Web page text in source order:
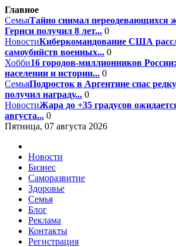
Главное
СемьяТайно снимал переодевающихся
Гернси получил 8 лет... 0
НовостиКиберкомандование США
самоубийств военных... 0
Хобби16 городов-миллионников
населении и истории... 0
СемьяПодросток в Аргентине спас
получил награду... 0
НовостиЖара до +35 градусов
августа... 0
Пятница, 07 августа 2026
Новости
Бизнес
Саморазвитие
Здоровье
Семья
Блог
Реклама
Контакты
Регистрация